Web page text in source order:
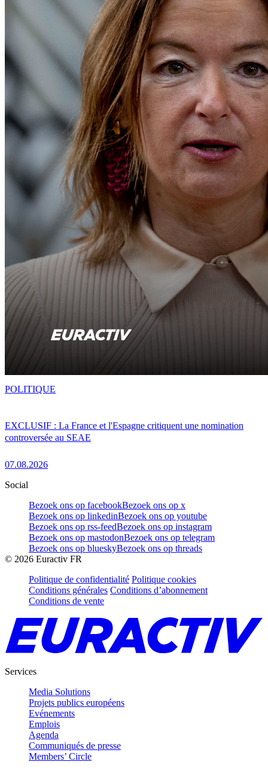
EXCLUSIF : La France et l'Espagne critiquent une nomination
controversée au SEAE
07.08.2026
POLITIQUE
Social
Bezoek ons op facebookBezoek ons op x
Bezoek ons op linkedinBezoek ons op youtube
Bezoek ons op rss-feedBezoek ons op instagram
Bezoek ons op mastodonBezoek ons op telegram
Bezoek ons op blueskyBezoek ons op threads
© 2026 Euractiv FR
Politique de confidentialité Politique cookies
Conditions générales Conditions d’abonnement
Conditions de vente
Services
Media Solutions
Projets publics européens
Evénements
Emplois
Agenda
Communiqués de presse
Members’ Circle